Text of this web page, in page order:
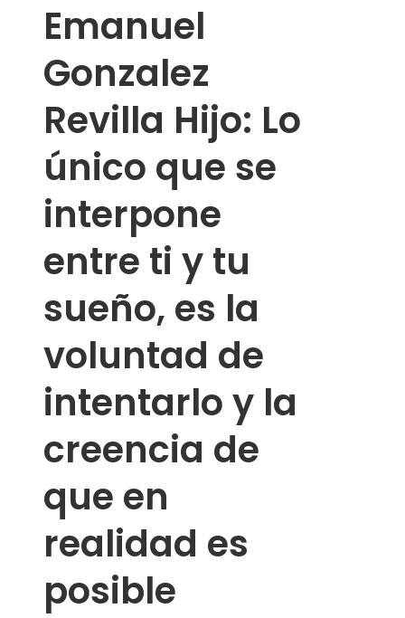
Emanuel
Gonzalez
Revilla Hijo: Lo
único que se
interpone
entre ti y tu
sueño, es la
voluntad de
intentarlo y la
creencia de
que en
realidad es
posible